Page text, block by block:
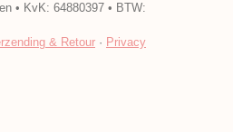
• KvK: 64880397 • BTW:
& Retour · Privacy